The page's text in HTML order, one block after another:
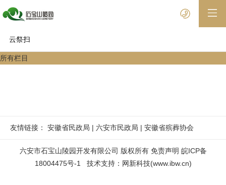
云祭扫
所有栏目
友情链接： 安徽省民政局 | 六安市民政局 | 安徽省殡葬协会
六安市石宝山陵园开发有限公司 版权所有 免责声明 皖ICP备
18004475号-1
技术支持： 网新科技(www.ibw.cn)